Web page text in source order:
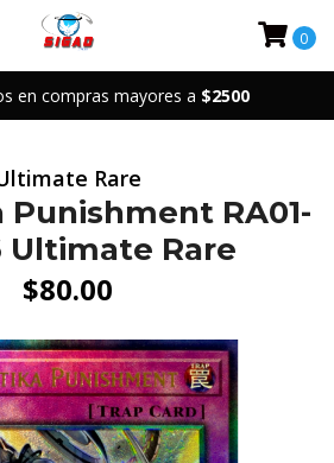
en compras mayores a $2500
0
Rare
RA01-
Ultimate Rare
$80.00